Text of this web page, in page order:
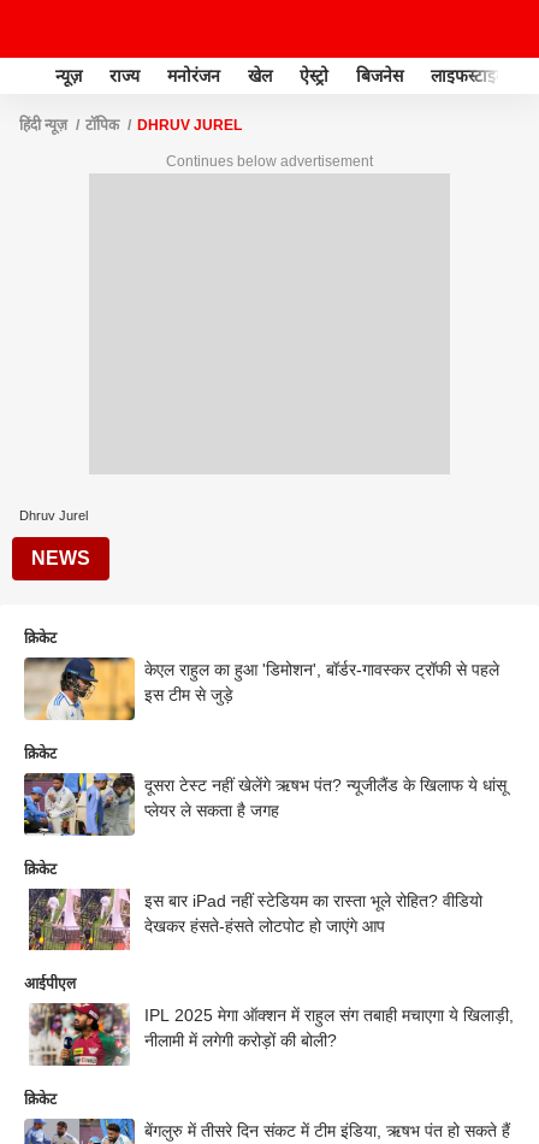
न्यूज़ राज्य मनोरंजन खेल ऐस्ट्रो बिजनेस लाइफस्टाइल
हिंदी न्यूज़ टॉपिक DHRUV JUREL
Continues below advertisement
Dhruv Jurel
NEWS
क्रिकेट
केएल राहुल का हुआ 'डिमोशन', बॉर्डर-गावस्कर ट्रॉफी से पहले
इस टीम से जुड़े
क्रिकेट
दूसरा टेस्ट नहीं खेलेंगे ऋषभ पंत? न्यूजीलैंड के खिलाफ ये धांसू
प्लेयर ले सकता है जगह
क्रिकेट
इस बार iPad नहीं स्टेडियम का रास्ता भूले रोहित? वीडियो
देखकर हंसते-हंसते लोटपोट हो जाएंगे आप
आईपीएल
IPL 2025 मेगा ऑक्शन में राहुल संग तबाही मचाएगा ये खिलाड़ी,
नीलामी में लगेगी करोड़ों की बोली?
क्रिकेट
बेंगलुरु में तीसरे दिन संकट में टीम इंडिया, ऋषभ पंत हो सकते हैं